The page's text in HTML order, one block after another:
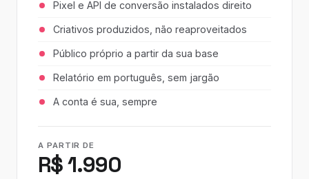
Pixel e API de conversão instalados direito
Criativos produzidos, não reaproveitados
Público próprio a partir da sua base
Relatório em português, sem jargão
A conta é sua, sempre
A PARTIR DE
R$ 1.990